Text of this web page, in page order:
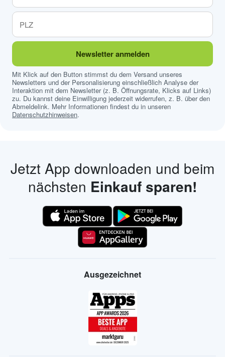
Newsletter anmelden
Mit Klick auf den Button stimmst du dem Versand unseres
Newsletters und der Personalisierung einschließlich Analyse der
Interaktion mit dem Newsletter (z. B. Öffnungsrate, Klicks auf Links)
zu. Du kannst deine Einwilligung jederzeit widerrufen, z. B. über den
Abmeldelink. Mehr Informationen findest du in unseren
Datenschutzhinweisen.
Jetzt App downloaden und beim
nächsten Einkauf sparen!
Ausgezeichnet